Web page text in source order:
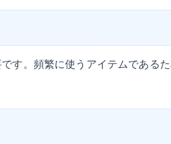
す。頻繁に使うアイテムである